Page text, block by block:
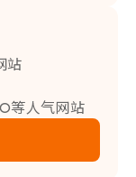
站
等人气网站